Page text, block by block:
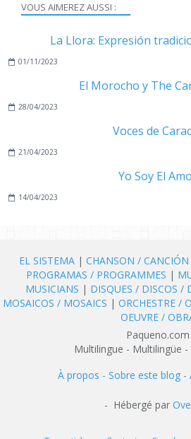
VOUS AIMEREZ AUSSI :
La Llora: Expresión
01/11/2023
El Morocho y The
28/04/2023
Voces de
21/04/2023
Yo Soy El
14/04/2023
EL SISTEMA | CHANSON /
PROGRAMAS / PROGRAMMES |
MUSICIANS | DISQUES / DISCOS /
MOSAICOS / MOSAICS | ORCHESTRE /
OEUVRE /
Paqueno.com
Multilingue - Multilingüe
À propos - Sobre este blog -
- Hébergé par